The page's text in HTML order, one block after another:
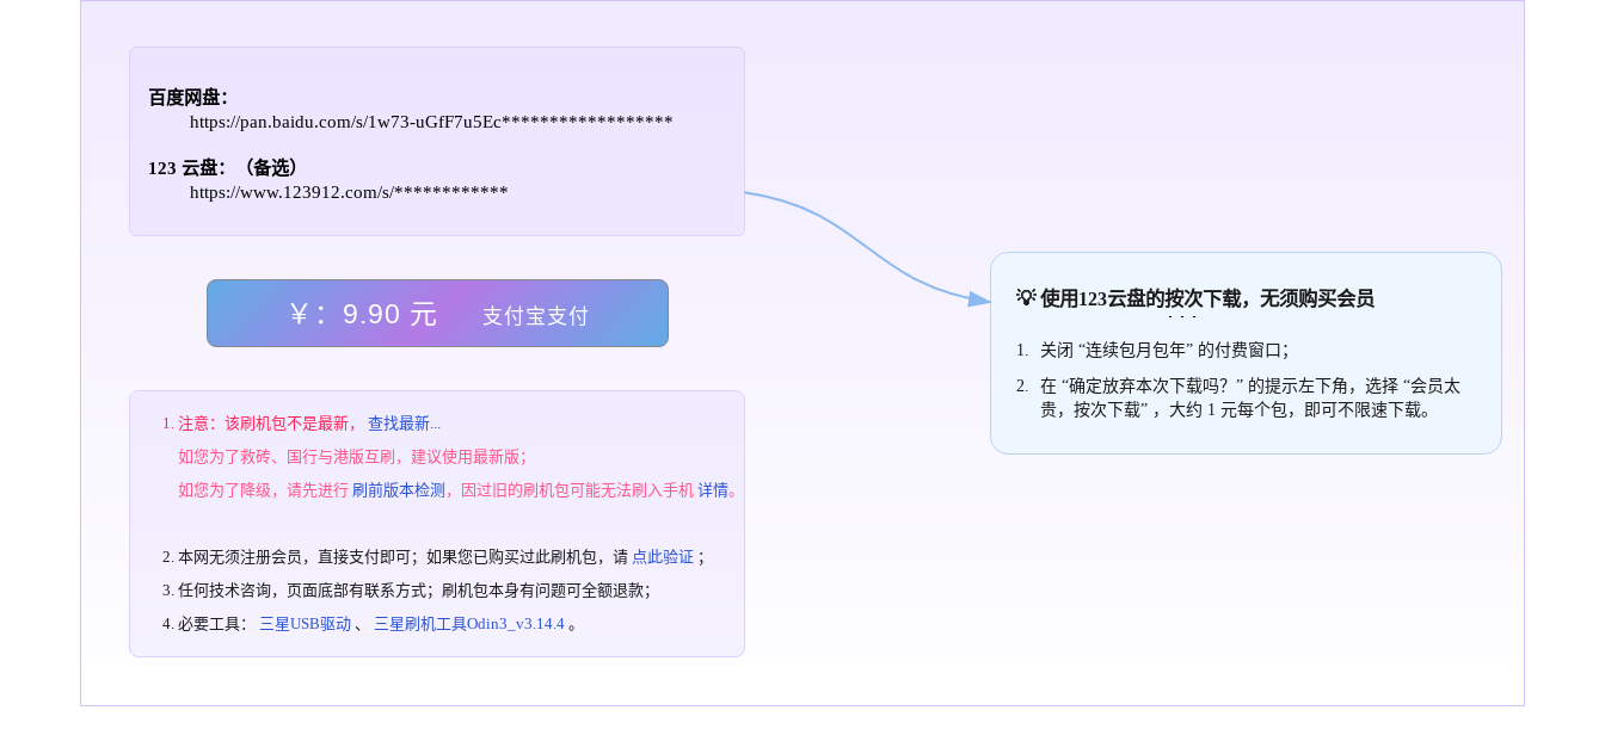
百度网盘：
https://pan.baidu.com/s/1w73-uGfF7u5Ec******************
123 云盘：（备选）
https://www.123912.com/s/************
￥：9.90 元 支付宝支付
注意：该刷机包不是最新，查找最新...
如您为了救砖、国行与港版互刷，建议使用最新版；
如您为了降级，请先进行 刷前版本检测 ，因过旧的刷机包可能无法刷入手机详情。
本网无须注册会员，直接支付即可；如果您已购买过此刷机包，请 点此验证 ；
任何技术咨询，页面底部有联系方式；刷机包本身有问题可全额退款；
必要工具： 三星USB驱动 、 三星刷机工具Odin3_v3.14.4 。
💡 使用123云盘的按次下载，无须购买会员
关闭 “连续包月包年” 的付费窗口；
在 “确定放弃本次下载吗？” 的提示左下角，选择 “会员太
贵，按次下载” ，大约 1 元每个包，即可不限速下载。